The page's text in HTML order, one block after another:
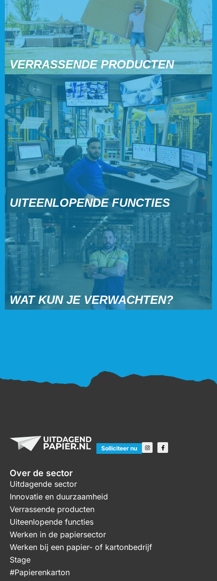
VERRASSENDE PRODUCTEN
UITEENLOPENDE FUNCTIES
WAT KUN JE VERWACHTEN?
Solliciteer nu
Over de sector
Uitdagende sector
Innovatie en duurzaamheid
Verrassende producten
Uiteenlopende functies
Werken in de papiersector
Werken bij een papier- of kartonbedrijf
Stage
#Papierenkarton